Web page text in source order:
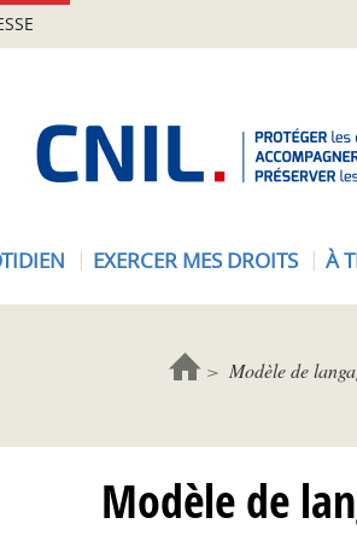
EXERCER MES DROITS À
Modèle de
Modèle de